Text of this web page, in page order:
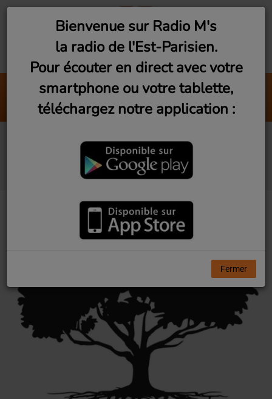
Contre-Soirée
St Graal
Deeply Rooted #1 :
Screwed Up in Houston
Bienvenue sur Radio M's
la radio de l'Est-Parisien.
Pour écouter en direct avec votre
smartphone ou votre tablette,
téléchargez notre application :
Fermer